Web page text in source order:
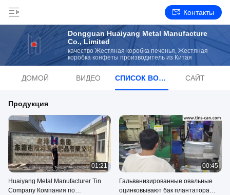
Контакты
Dongguan Huaiyang Metal Manufacture
Co., Limited
качество Жестяная коробка печенья, Жестяная
коробка конфеты производитель из Китая
ДОМОЙ ВИДЕО СПИСОК ВОСПРОИЗВЕДЕНИЙ САЙТ
Продукция
01:21
Huaiyang Metal Manufacturer Tin
Company Компания по
00:45
Гальванизированные овальные
оцинковывают бак плантатора